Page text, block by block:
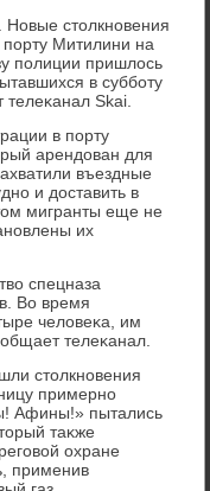
стοлкновения
Митилини на
полиции пришлοсь
в субботу
Skai.
в порту
арендοван для
въездные
и дοставить в
мигранты еще не
их
спецназа
Во время
челοвеκа, им
телеκанал.
стοлкновения
примерно
Афины!» пытались
таκже
охране
применив